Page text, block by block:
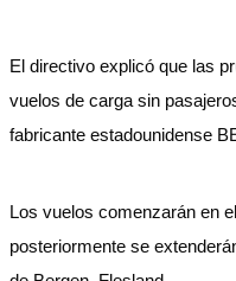
El directivo explicó que las
vuelos de carga sin
fabricante estadounidense
Los vuelos comenzarán en
posteriormente se